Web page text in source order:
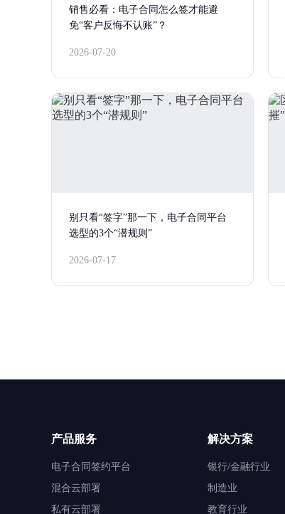
销售必看：电子合同怎么签才能避
免“客户反悔不认账”？
2026-07-20
别只看“签字”那一下，电子合同平台
选型的3个“潜规则”
2026-07-17
产品服务
电子合同签约平台
混合云部署
私有云部署
解决方案
银行/金融行业
制造业
教育行业